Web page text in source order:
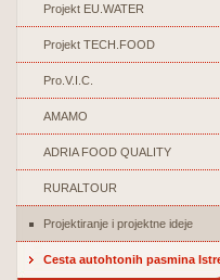
Projekt EU.WATER
Projekt TECH.FOOD
Pro.V.I.C.
AMAMO
ADRIA FOOD QUALITY
RURALTOUR
Projektiranje i projektne ideje
Cesta autohtonih pasmina